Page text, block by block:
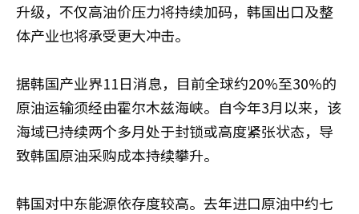
升级，不仅高油价压力将持续加码，韩国出口及整
体产业也将承受更大冲击。
据韩国产业界11日消息，目前全球约20%至30%的
原油运输须经由霍尔木兹海峡。自今年3月以来，该
海域已持续两个多月处于封锁或高度紧张状态，导
致韩国原油采购成本持续攀升。
韩国对中东能源依存度较高。去年进口原油中约七